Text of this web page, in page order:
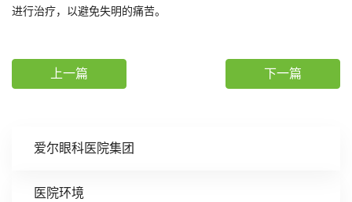
爱尔眼科医院集团
医院环境
进行治疗，以避免失明的痛苦。
上一篇 下一篇